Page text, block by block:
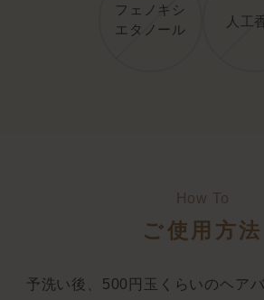
フェノキシ
エタノール
人工
How To
ご使用方法
予洗い後、500円玉くらいのヘア